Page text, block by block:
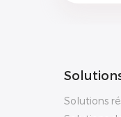
Solutions